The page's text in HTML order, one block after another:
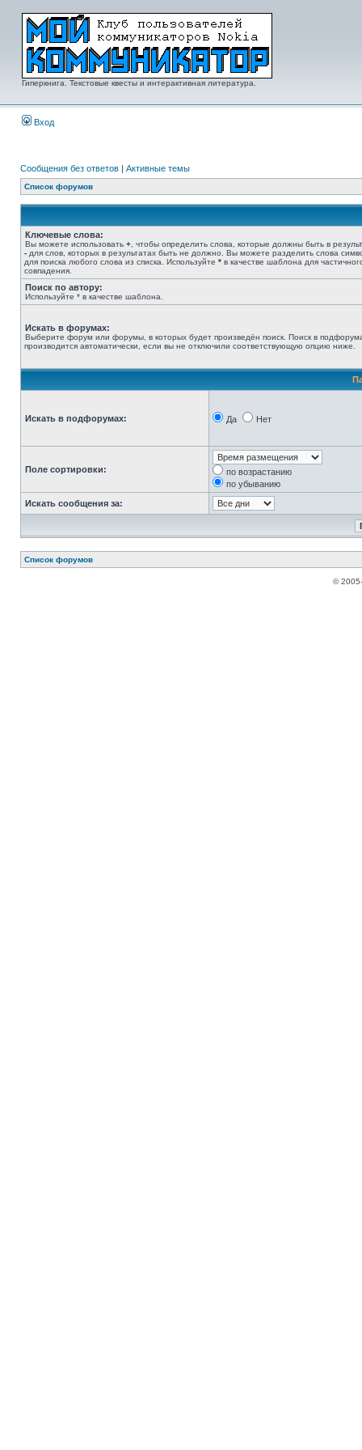
Гиперкнига. Текстовые квесты и интерактивная литература.
Вход
Сообщения без ответов | Активные темы
Список форумов
Ключевые слова:
Вы можете использовать + , чтобы определить слова, которые должны быть в
- для слов, которых в результатах быть не должно. Вы можете разделить слова
для поиска любого слова из списка. Используйте * в качестве шаблона для
совпадения.
Поиск по автору:
Используйте * в качестве шаблона.
Искать в форумах:
Выберите форум или форумы, в которых будет произведён поиск. Поиск в
производится автоматически, если вы не отключили соответствующую опцию ниже.
Искать в подфорумах: Да Нет
Поле сортировки:
по возрастанию
по убыванию
Искать сообщения за:
Список форумов
©